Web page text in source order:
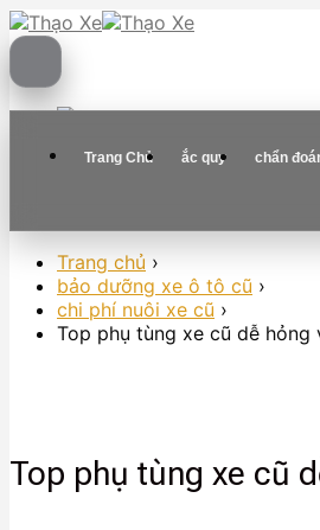
Skip
to
Trang Chủ ắc quy chẩn
Trang chủ ›
bảo dưỡng xe ô tô cũ ›
chi phí nuôi xe cũ ›
Top phụ tùng xe cũ dễ
Top phụ tùng xe cũ